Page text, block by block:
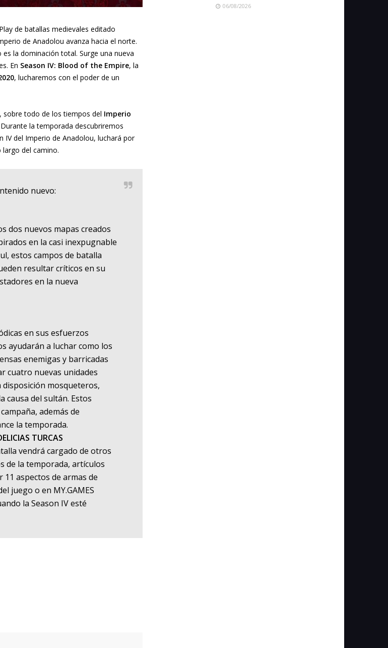
de batallas medievales editado
de Anadolou avanza hacia el norte.
la dominación total. Surge una nueva
En Season IV: Blood of the Empire, la
, lucharemos con el poder de un
sobre todo de los tiempos del Imperio
la temporada descubriremos
IV del Imperio de Anadolou, luchará por
del camino.
nuevo:
dos nuevos mapas creados
en la casi inexpugnable
estos campos de batalla
resultar críticos en su
en la nueva
en sus esfuerzos
ayudarán a luchar como los
enemigas y barricadas
cuatro nuevas unidades
mosqueteros,
causa del sultán. Estos
además de
la temporada.
TURCAS
vendrá cargado de otros
de la temporada, artículos
aspectos de armas de
juego o en MY.GAMES
la Season IV esté
06/08/2026